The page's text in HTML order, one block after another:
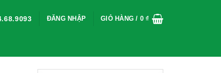
ĐĂNG NHẬP GIỎ HÀNG / 0₫